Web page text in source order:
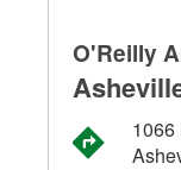
O'Reilly
1066